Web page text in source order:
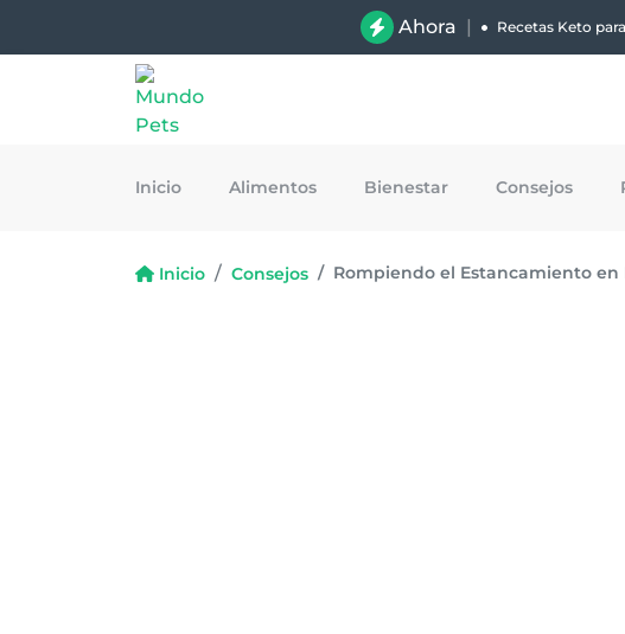
Ahora | Recetas Keto
Inicio Alimentos Bienestar Consejos
Inicio Consejos Rompiendo el Estancamiento en